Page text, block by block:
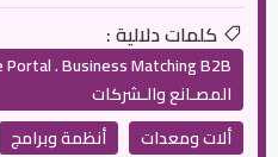
كلمات دلالية :
المصـانع والـشركات
ألات ومعدات
أنظمة وبرامج